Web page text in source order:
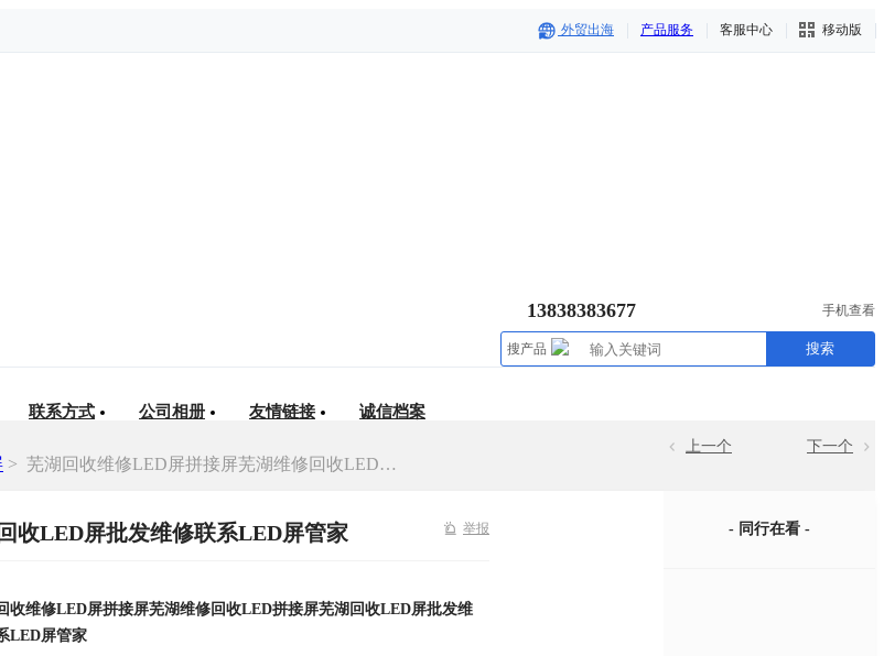
外贸出海 产品服务 客服中心 移动版
13838383677 手机查看
搜产品 搜索
联系方式 公司相册 友情链接 诚信档案
> 芜湖回收维修LED屏拼接屏芜湖维修回收LED拼接屏芜湖回收LED屏批发维修联系LED屏管家
上一个 下一个
收LED屏批发维修联系LED屏管家 举报
收维修LED屏拼接屏芜湖维修回收LED拼接屏芜湖回收LED屏批发维
LED屏管家
- 同行在看 -